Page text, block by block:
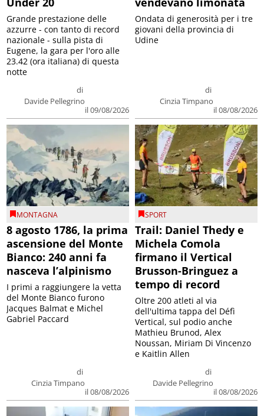
di
Davide Pellegrino
il 09/08/2026
Grande prestazione delle
azzurre - con tanto di record
nazionale - sulla pista di
Eugene, la gara per l'oro alle
23.42 (ora italiana) di questa
notte
di
Cinzia Timpano
il 08/08/2026
Ondata di generosità per i tre
giovani della provincia di
Udine
MONTAGNA
8 agosto 1786, la prima
ascensione del Monte
Bianco: 240 anni fa
nasceva l’alpinismo
di
Cinzia Timpano
il 08/08/2026
I primi a raggiungere la vetta
del Monte Bianco furono
Jacques Balmat e Michel
Gabriel Paccard
SPORT
Trail: Daniel Thedy e
Michela Comola
firmano il Vertical
Brusson-Bringuez a
tempo di record
di
Davide Pellegrino
il 08/08/2026
Oltre 200 atleti al via
dell'ultima tappa del Défì
Vertical, sul podio anche
Mathieu Brunod, Alex
Noussan, Miriam Di Vincenzo
e Kaitlin Allen